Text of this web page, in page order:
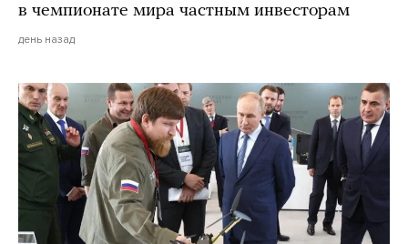
в чемпионате мира частным инвесторам
день назад